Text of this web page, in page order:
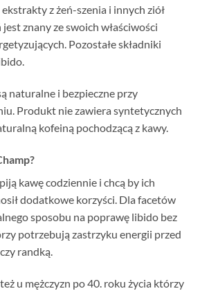
z żeń-szenia i innych ziół
znany ze swoich właściwości
Pozostałe składniki
naturalne i bezpieczne przy
Produkt nie zawiera syntetycznych
kofeiną pochodzącą z kawy.
kawę codziennie i chcą by ich
dodatkowe korzyści. Dla facetów
sposobu na poprawę libido bez
potrzebują zastrzyku energii przed
randką.
u mężczyzn po 40. roku życia którzy